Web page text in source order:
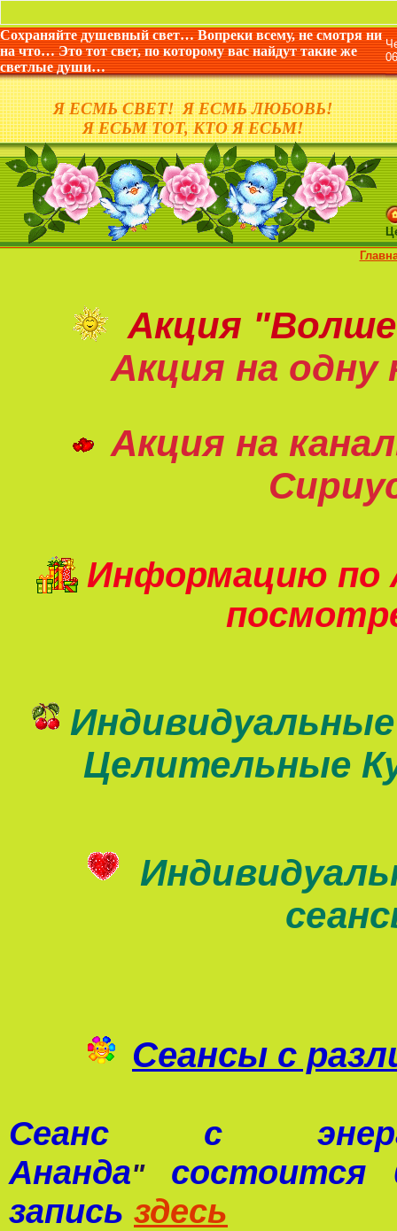
Сохраняйте душевный свет… Вопреки всему, не смотря ни
на что… Это тот свет, по которому вас найдут такие же
светлые души…
Я ЕСМЬ СВЕТ! Я ЕСМЬ ЛЮБОВЬ!
Я ЕСЬМ ТОТ, КТО Я ЕСЬМ!
Акция
Акция на одну
Акция на
Информацию по
Целительные
Сеансы с
Сеанс с
Ананда"
состоится
запись здесь